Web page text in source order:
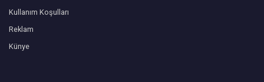
Kullanım Koşulları
Reklam
Künye